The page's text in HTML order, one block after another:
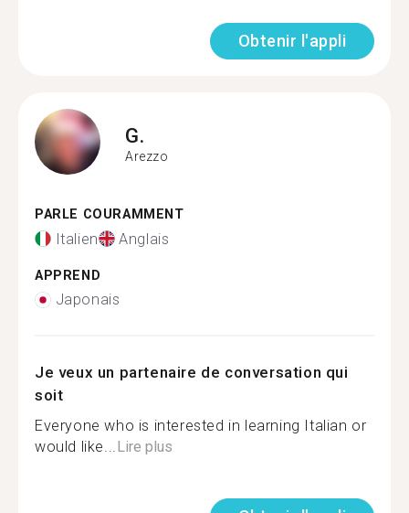
Obtenir l'appli
G.
Arezzo
PARLE COURAMMENT
Italien Anglais
APPREND
Japonais
Je veux un partenaire de conversation qui
soit
Everyone who is interested in learning Italian or
would like...Lire plus